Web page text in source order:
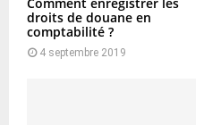
droits de douane en
comptabilité ?
4 septembre 2019